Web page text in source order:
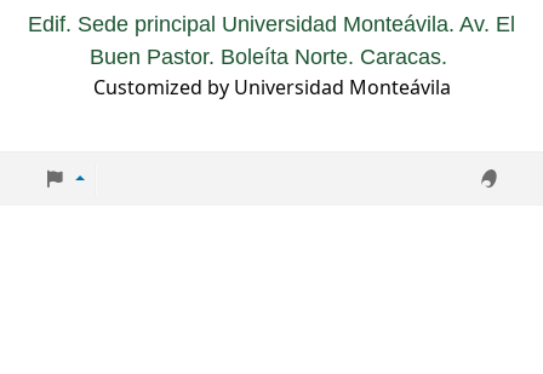
Edif. Sede principal Universidad Monteávila. Av. El
Buen Pastor. Boleíta Norte. Caracas.
Customized by Universidad Monteávila